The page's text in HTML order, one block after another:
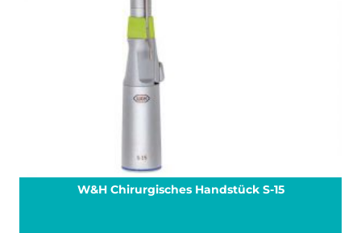
W&H Chirurgisches Handstück S-15